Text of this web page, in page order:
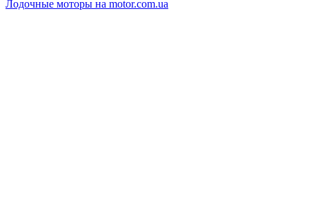
Лодочные моторы на motor.com.ua